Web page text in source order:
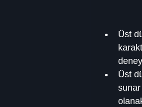
Üst
Üst
sunar